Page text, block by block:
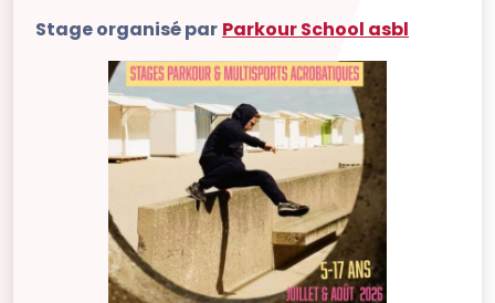
Stage organisé par Parkour School asbl